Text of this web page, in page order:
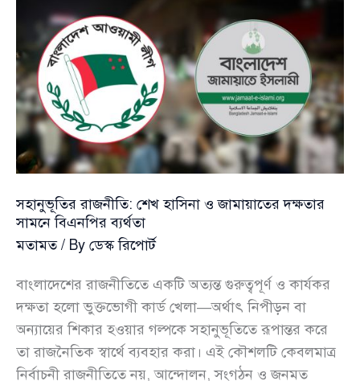
সহানুভূতির রাজনীতি: শেখ হাসিনা ও জামায়াতের দক্ষতার
সামনে বিএনপির ব্যর্থতা
মতামত/ By ডেস্ক রিপোর্ট
বাংলাদেশের রাজনীতিতে একটি অত্যন্ত গুরুত্বপূর্ণ ও কার্যকর
দক্ষতা হলো ভুক্তভোগী কার্ড খেলা—অর্থাৎ নিপীড়ন বা
অন্যায়ের শিকার হওয়ার গল্পকে সহানুভূতিতে রূপান্তর করে
তা রাজনৈতিক স্বার্থে ব্যবহার করা। এই কৌশলটি কেবলমাত্র
নির্বাচনী রাজনীতিতে নয়, আন্দোলন, সংগঠন ও জনমত